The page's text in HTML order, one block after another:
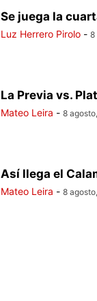
Se juega la
Luz Herrero Pirolo - 8
La Previa vs.
Mateo Leira - 8
Así llega el
Mateo Leira - 8